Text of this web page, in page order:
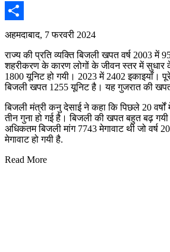
अहमदाबाद, 7 फरवरी 2024
राज्य की प्रति व्यक्ति बिजली खपत वर्ष 2003 में
शहरीकरण के कारण लोगों के जीवन स्तर में सुधार
1800 यूनिट हो गयी। 2023 में 2402 इकाइयाँ।
बिजली खपत 1255 यूनिट है। यह गुजरात की
बिजली मंत्री कनु देसाई ने कहा कि पिछले 20 वर्षों
तीन गुना हो गई है। बिजली की खपत बहुत बढ़ गयी
अधिकतम बिजली मांग 7743 मेगावाट थी जो वर्ष
मेगावाट हो गयी है.
Read More